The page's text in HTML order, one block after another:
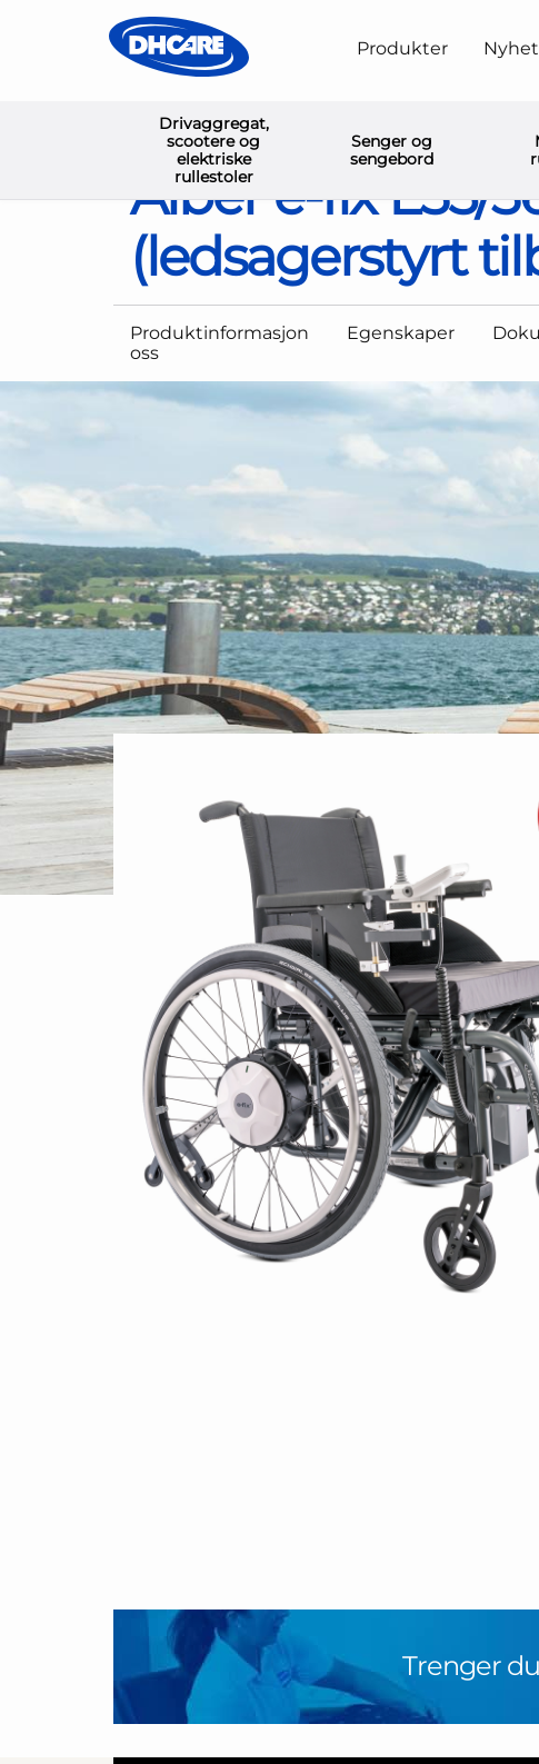
Produkter
Drivaggregat,
scootere og
elektriske
rullestoler
Senger og
sengebord
Drivaggregat, scootere og elektriske rullestoler
Alber e-fix E35/
(ledsagerstyrt
Produktinformasjon Egenskaper
oss
Trenger